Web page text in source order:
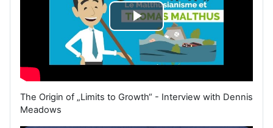
V
i
d
The Origin of „Limits to Growth“ - Interview with Dennis
Meadows